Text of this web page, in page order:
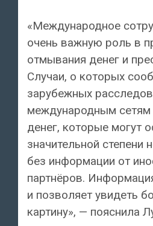
«Международное
очень важную роль в
отмывания денег и
Случаи, о которых
зарубежных
международным
денег, которые могут
значительной
без информации от
партнёров.
и позволяет увидеть
картину», — пояснила